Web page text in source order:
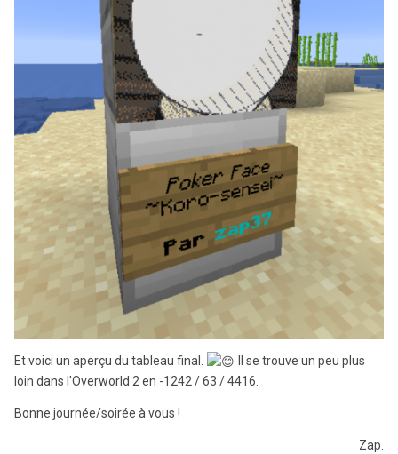
Et voici un aperçu du tableau final.
Il se trouve un peu plus
loin dans l'Overworld 2 en -1242 / 63 / 4416.
Bonne journée/soirée à vous !
Zap.